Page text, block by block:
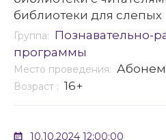
библиотеки для слепых
Группа: Познавательно-
программы
Место проведения:
Возраст : 16+
10.10.2024 12:00:00